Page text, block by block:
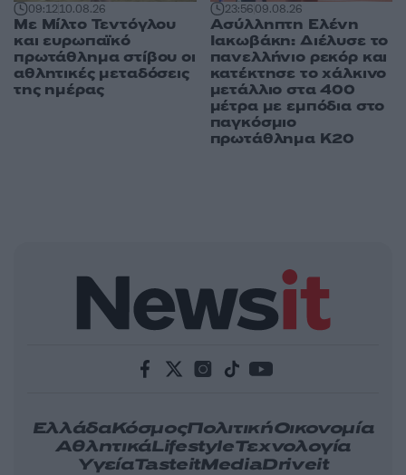
09:1210.08.26
Με Μίλτο Τεντόγλου
και ευρωπαϊκό
πρωτάθλημα στίβου οι
αθλητικές μεταδόσεις
της ημέρας
23:5609.08.26
Ασύλληπτη Ελένη
Ιακωβάκη: Διέλυσε το
πανελλήνιο ρεκόρ και
κατέκτησε το χάλκινο
μετάλλιο στα 400
μέτρα με εμπόδια στο
παγκόσμιο
πρωτάθλημα Κ20
ΕλλάδαΚόσμοςΠολιτικήΟικονομία
ΑθλητικάLifestyleΤεχνολογία
ΥγείαTasteitMediaDriveit